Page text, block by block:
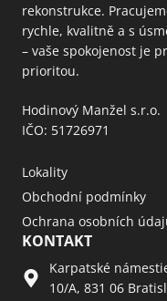
rekonstrukce.
rychle, kvalitně a s
– vaše spokojenost je
prioritou.
Hodinový Manžel s.r.o.
IČO: 51726971
Lokality
Obchodní podmínky
Ochrana osobních
KONTAKT
Karpatské
10/A, 831 06